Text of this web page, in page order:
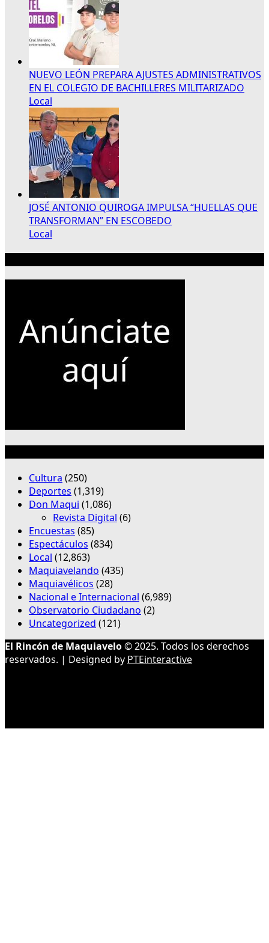
NUEVO LEÓN PREPARA AJUSTES ADMINISTRATIVOS
EN EL COLEGIO DE BACHILLERES MILITARIZADO
Local
JOSÉ ANTONIO QUIROGA IMPULSA “HUELLAS QUE
TRANSFORMAN” EN ESCOBEDO
Local
Cultura (250)
Deportes (1,319)
Don Maqui (1,086)
Revista Digital (6)
Encuestas (85)
Espectáculos (834)
Local (12,863)
Maquiavelando (435)
Maquiavélicos (28)
Nacional e Internacional (6,989)
Observatorio Ciudadano (2)
Uncategorized (121)
El Rincón de Maquiavelo© 2025. Todos los derechos
reservados. | Designed by PTEinteractive